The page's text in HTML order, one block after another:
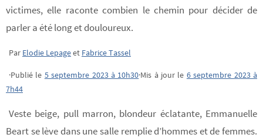
victimes, elle raconte combien le chemin pour décider de
parler a été long et douloureux.
Par Elodie Lepageet Fabrice Tassel
·Publié le 5 septembre 2023 à 10h30·Mis à jour le 6 septembre 2023 à
7h44
Veste beige, pull marron, blondeur éclatante, Emmanuelle
Beart se lève dans une salle remplie d’hommes et de femmes.